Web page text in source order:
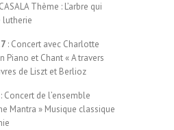
Thème : L’arbre qui
lutherie
: Concert avec Charlotte
et Chant « A travers
de Liszt et Berlioz
: Concert de l’ensemble
Mantra » Musique classique